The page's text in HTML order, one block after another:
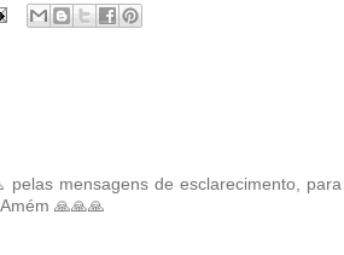
mensagens de esclarecimento, para
🙏🙏🙏